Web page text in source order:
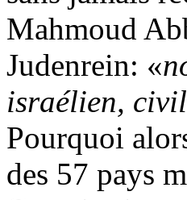
Mahmoud
Judenrein: «
israélien,
Pourquoi
des 57 pays